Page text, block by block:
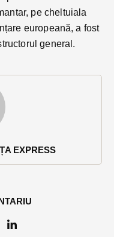
EXPRESS
pe cheltuiala
europeană, a fost
general.